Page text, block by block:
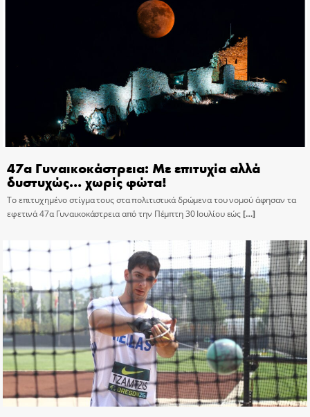
47α Γυναικοκάστρεια: Με επιτυχία αλλά
δυστυχώς… χωρίς φώτα!
Το επιτυχημένο στίγμα τους στα πολιτιστικά δρώμενα του νομού άφησαν τα
εφετινά 47α Γυναικοκάστρεια από την Πέμπτη 30 Ιουλίου εώς[…]